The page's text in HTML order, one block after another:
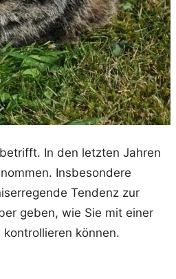
In den letzten Jahren
Insbesondere
Tendenz zur
geben, wie Sie mit einer
können.